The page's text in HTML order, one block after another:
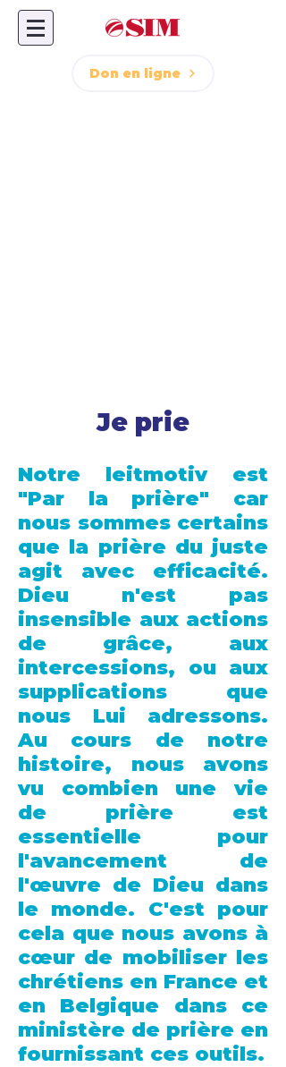
Don en ligne
Je prie
Notre leitmotiv est
"Par la prière" car
nous sommes certains
que la prière du juste
agit avec efficacité.
Dieu n'est pas
insensible aux actions
de grâce, aux
intercessions, ou aux
supplications que
nous Lui adressons.
Au cours de notre
histoire, nous avons
vu combien une vie
de prière est
essentielle pour
l'avancement de
l'œuvre de Dieu dans
le monde. C'est pour
cela que nous avons à
cœur de mobiliser les
chrétiens en France et
en Belgique dans ce
ministère de prière en
fournissant ces outils.